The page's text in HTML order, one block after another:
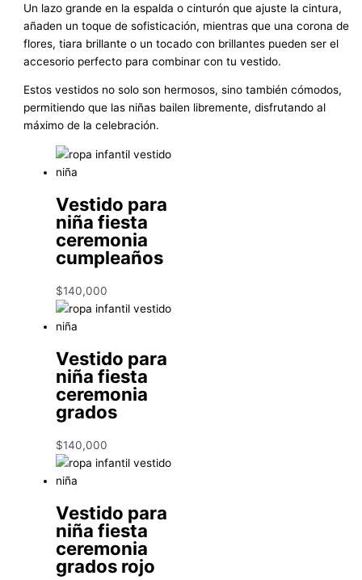
Un lazo grande en la espalda o cinturón que ajuste la cintura,
añaden un toque de sofisticación, mientras que una corona de
flores, tiara brillante o un tocado con brillantes pueden ser el
accesorio perfecto para combinar con tu vestido.
Estos vestidos no solo son hermosos, sino también cómodos,
permitiendo que las niñas bailen libremente, disfrutando al
máximo de la celebración.
Vestido para
niña fiesta
ceremonia
cumpleaños
$140,000
Vestido para
niña fiesta
ceremonia
grados
$140,000
Vestido para
niña fiesta
ceremonia
grados rojo